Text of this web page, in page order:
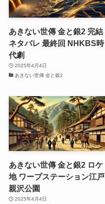
あきない世傳 金と銀2 完結
ネタバレ 最終回 NHKBS時
代劇
2025年4月4日
あきない世傳 金と銀2
あきない世傳 金と銀2 ロケ
地 ワープステーション江戸
親沢公園
2025年4月4日